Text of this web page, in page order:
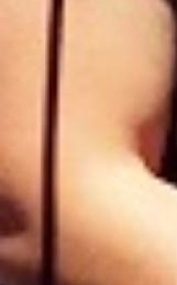
Ort:
AES, Technik